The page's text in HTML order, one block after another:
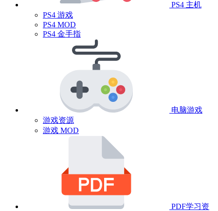
PS4 主机
PS4 游戏
PS4 MOD
PS4 金手指
电脑游戏
游戏资源
游戏 MOD
PDF学习资